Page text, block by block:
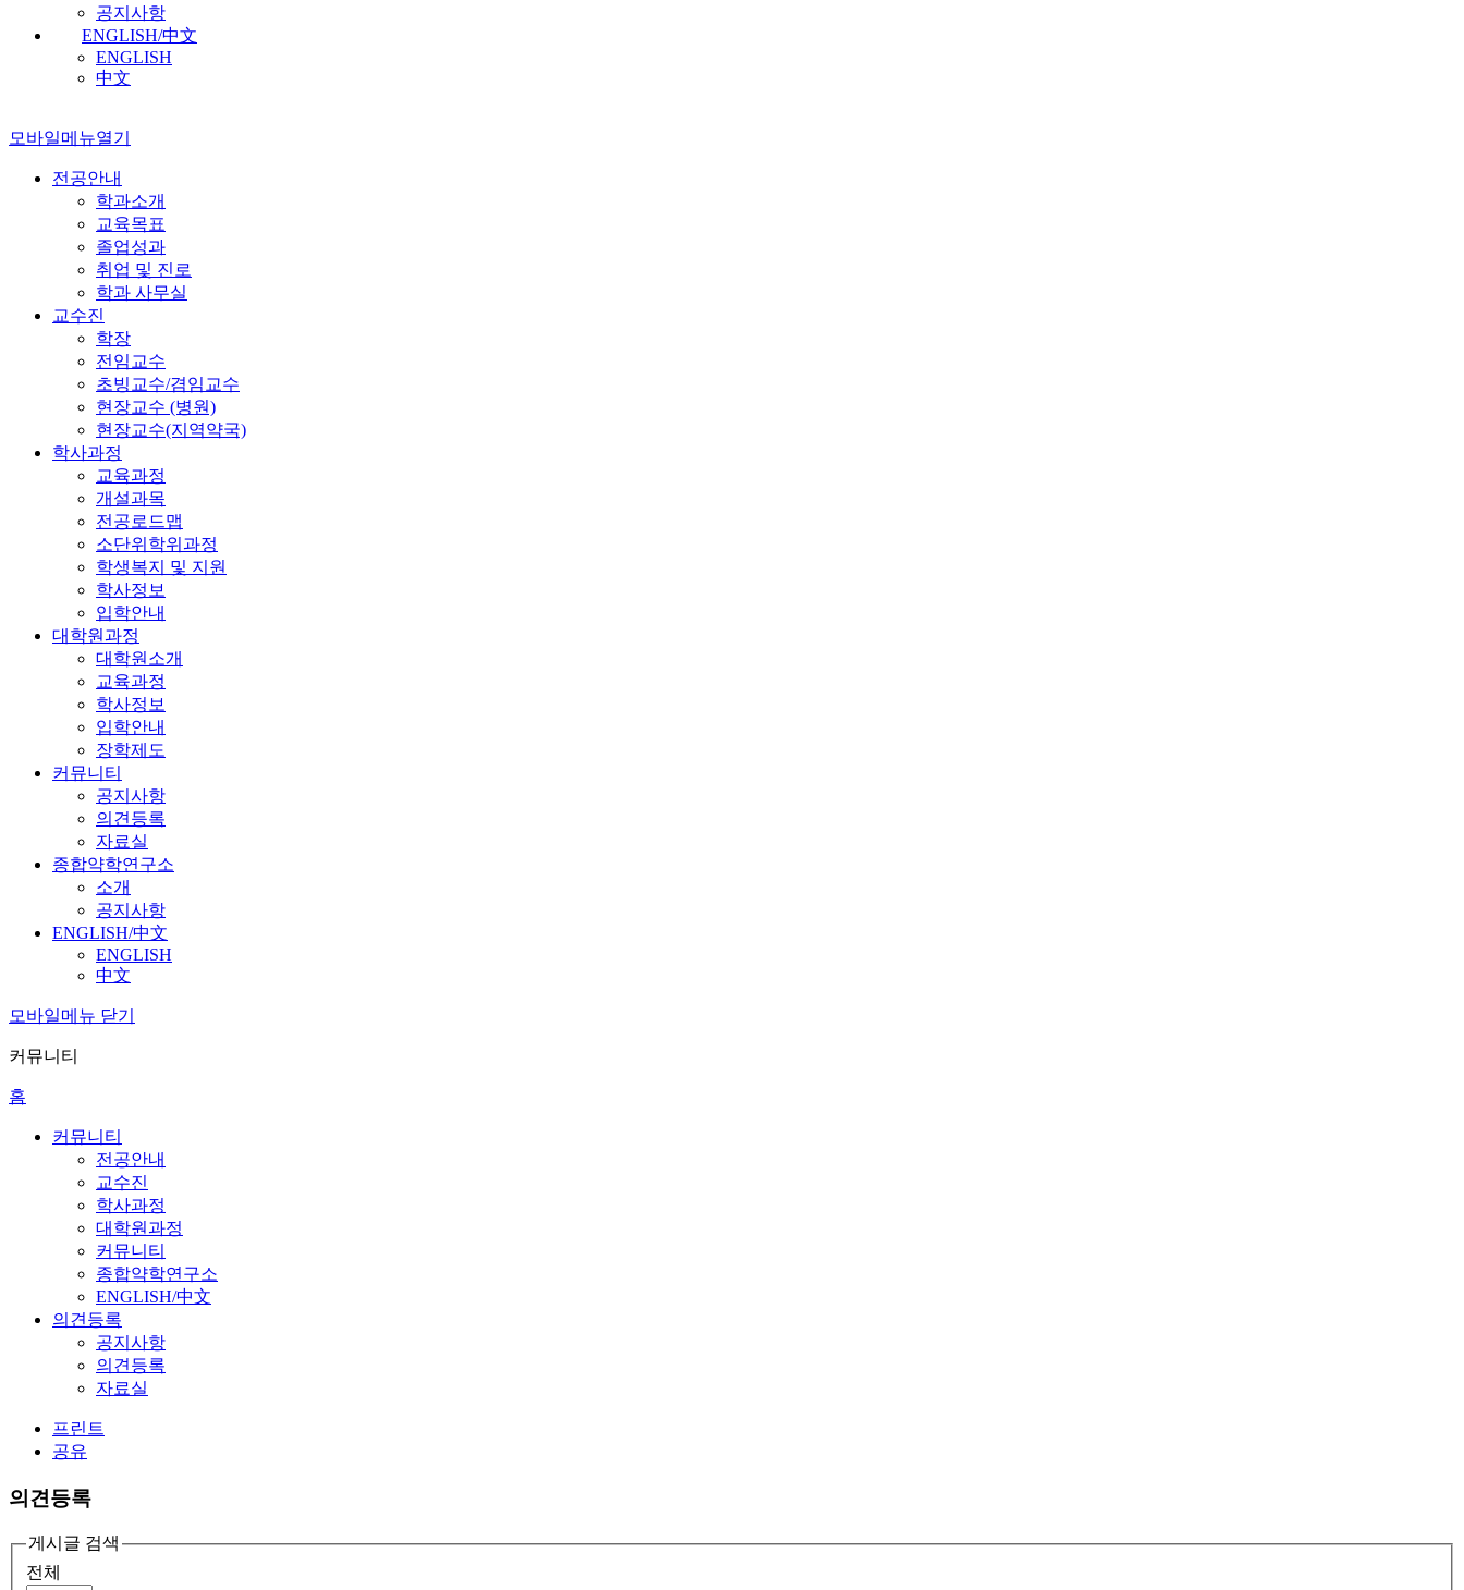
공지사항
ENGLISH/中文
ENGLISH
中文
모바일메뉴열기
전공안내
학과소개
교육목표
졸업성과
취업 및 진로
학과 사무실
교수진
학장
전임교수
초빙교수/겸임교수
현장교수 (병원)
현장교수(지역약국)
학사과정
교육과정
개설과목
전공로드맵
소단위학위과정
학생복지 및 지원
학사정보
입학안내
대학원과정
대학원소개
교육과정
학사정보
입학안내
장학제도
커뮤니티
공지사항
의견등록
자료실
종합약학연구소
소개
공지사항
ENGLISH/中文
ENGLISH
中文
모바일메뉴 닫기
커뮤니티
홈
커뮤니티
전공안내
교수진
학사과정
대학원과정
커뮤니티
종합약학연구소
ENGLISH/中文
의견등록
공지사항
의견등록
자료실
프린트
공유
의견등록
게시글 검색
전체